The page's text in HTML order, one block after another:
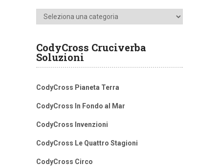
Categorie
CodyCross Cruciverba
Soluzioni
CodyCross Pianeta Terra
CodyCross In Fondo al Mar
CodyCross Invenzioni
CodyCross Le Quattro Stagioni
CodyCross Circo